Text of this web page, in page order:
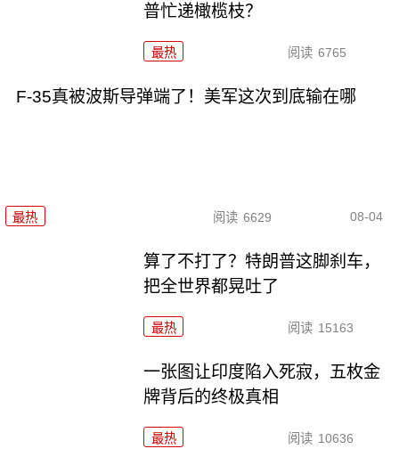
普忙递橄榄枝？
最热 阅读 6765
F-35真被波斯导弹端了！美军这次到底输在哪
最热 阅读 6629 08-04
算了不打了？特朗普这脚刹车，
把全世界都晃吐了
最热 阅读 15163
一张图让印度陷入死寂，五枚金
牌背后的终极真相
最热 阅读 10636